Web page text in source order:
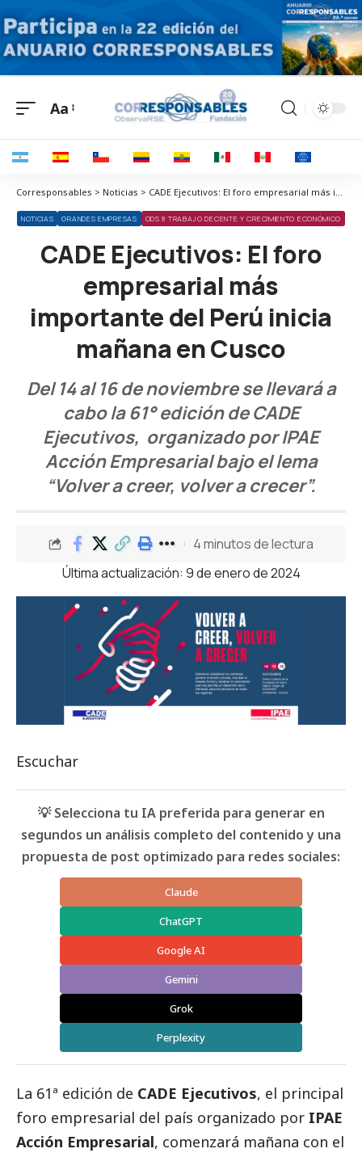
Aa
Corresponsables > Noticias > CADE Ejecutivos: El foro empresarial más importante del Perú inicia mañana en Cusco
NOTICIAS GRANDES EMPRESAS ODS 8 TRABAJO DECENTE Y CRECIMIENTO ECONÓMICO
CADE Ejecutivos: El foro
empresarial más
importante del Perú inicia
mañana en Cusco
Del 14 al 16 de noviembre se llevará a
cabo la 61° edición de CADE
Ejecutivos, organizado por IPAE
Acción Empresarial bajo el lema
“Volver a creer, volver a crecer”.
Última actualización: 9 de enero de 2024
4 minutos de lectura
Escuchar
💡 Selecciona tu IA preferida para generar en
segundos un análisis completo del contenido y una
propuesta de post optimizado para redes sociales:
Claude
ChatGPT
Google AI
Gemini
Grok
Perplexity
La 61ª edición de CADE Ejecutivos, el principal
foro empresarial del país organizado por IPAE
Acción Empresarial, comenzará mañana con el